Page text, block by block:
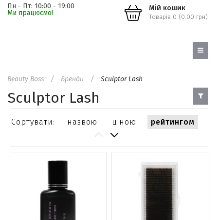
Пн - Пт: 10:00 - 19:00
Ми працюємо!
Мій кошик
Товарів 0 (0.00 грн)
Beauty Boss Бренди Sculptor Lash
Sculptor Lash
Сортувати: назвою ціною рейтингом